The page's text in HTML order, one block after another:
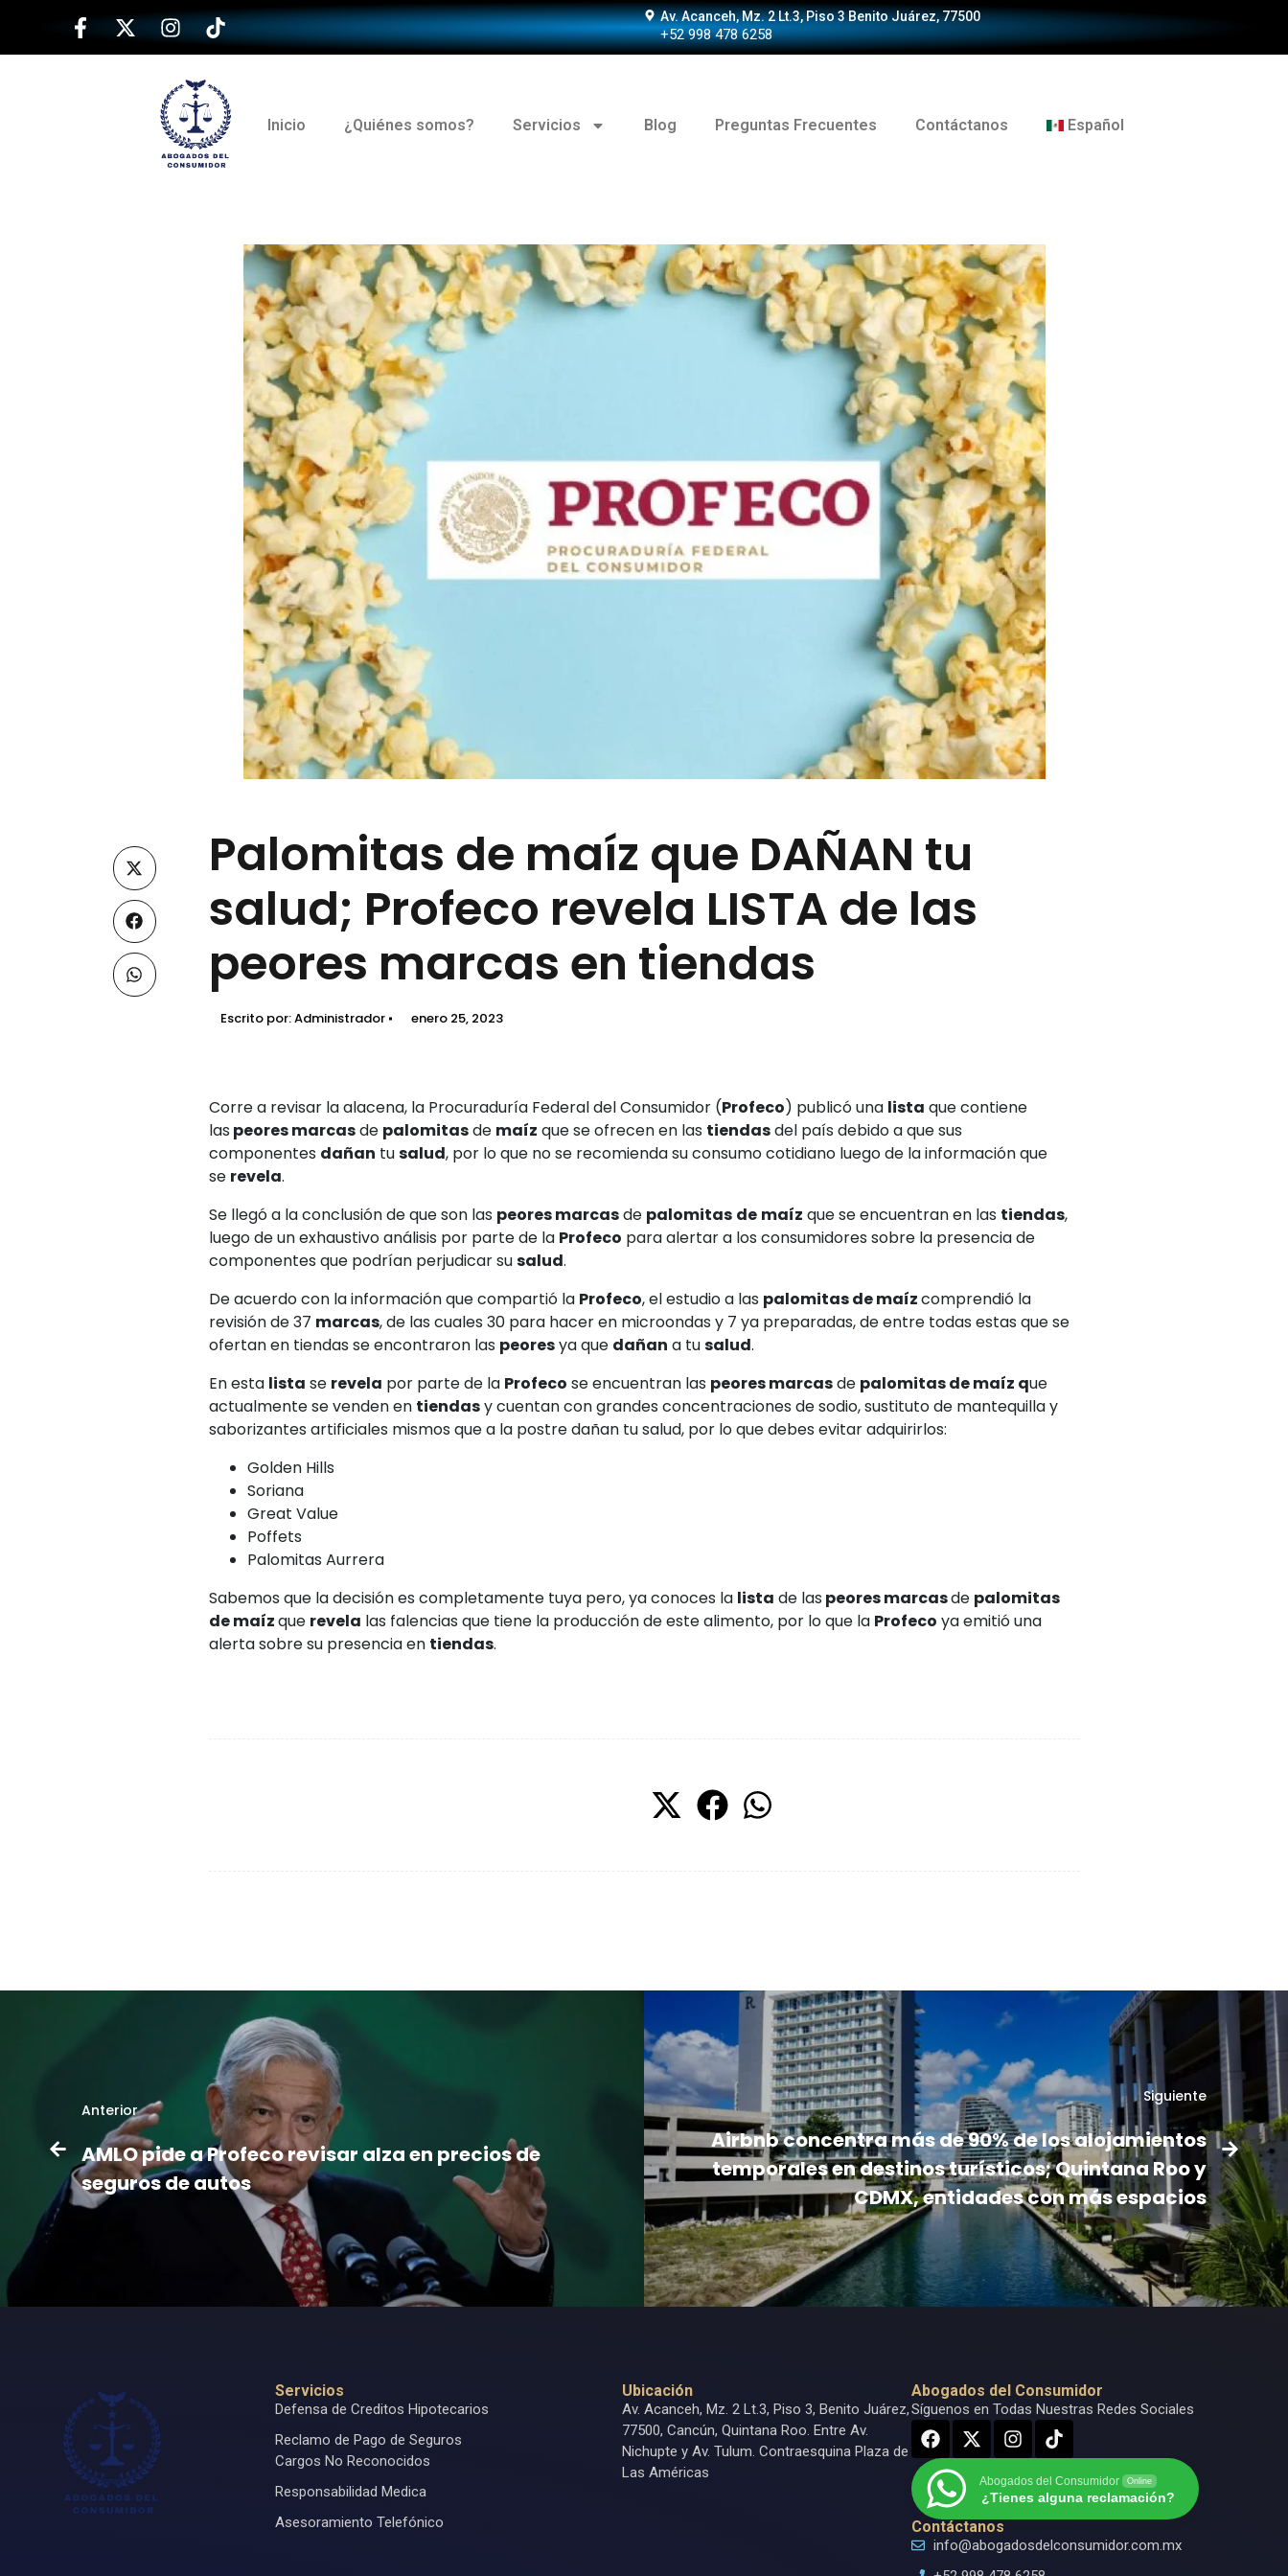
Av. Acanceh, Mz. 2 Lt.3, Piso 3 Benito Juárez, 77500
+52 998 478 6258
Inicio ¿Quiénes somos? Servicios Blog Preguntas Frecuentes Contáctanos Español
Palomitas de maíz que DAÑAN tu
salud; Profeco revela LISTA de las
peores marcas en tiendas
Escrito por:Administrador enero 25, 2023
Corre a revisar la alacena, la Procuraduría Federal del Consumidor (Profeco) publicó una lista que contiene
las peores marcasde palomitasde maíz que se ofrecen en las tiendasdel país debido a que sus
componentes dañan tusalud, por lo que no se recomienda su consumo cotidiano luego de la información que
se revela.
Se llegó a la conclusión de que son las peores marcasde palomitas de maíz que se encuentran en las tiendas,
luego de un exhaustivo análisis por parte de la Profeco para alertar a los consumidores sobre la presencia de
componentes que podrían perjudicar susalud.
De acuerdo con la información que compartió la Profeco, el estudio a las palomitas de maízcomprendió la
revisión de 37 marcas, de las cuales 30 para hacer en microondas y 7 ya preparadas, de entre todas estas que se
ofertan en tiendas se encontraron las peoresya que dañan a tusalud.
En esta lista se revela por parte de la Profeco se encuentran las peores marcasde palomitas de maíz que
actualmente se venden en tiendasy cuentan con grandes concentraciones de sodio, sustituto de mantequilla y
saborizantes artificiales mismos que a la postre dañan tu salud, por lo que debes evitar adquirirlos:
Golden Hills
Soriana
Great Value
Poffets
Palomitas Aurrera
Sabemos que la decisión es completamente tuya pero, ya conoces la lista de las peores marcasde palomitas
de maízque revela las falencias que tiene la producción de este alimento, por lo que la Profeco ya emitió una
alerta sobre su presencia en tiendas.
Anterior
AMLO pide a Profeco revisar alza en precios de
seguros de autos
Siguiente
Airbnb concentra más de 90% de los alojamientos
temporales en destinos turísticos; Quintana Roo y
CDMX, entidades con más espacios
Servicios
Defensa de Creditos Hipotecarios
Reclamo de Pago de Seguros
Cargos No Reconocidos
Responsabilidad Medica
Asesoramiento Telefónico
Ubicación
Av. Acanceh, Mz. 2 Lt.3, Piso 3, Benito Juárez,
77500, Cancún, Quintana Roo. Entre Av.
Nichupte y Av. Tulum. Contraesquina Plaza de
Las Américas
Abogados del Consumidor
Síguenos en Todas Nuestras Redes Sociales
Abogados del Consumidor Online
¿Tienes alguna reclamación?
Contáctanos
info@abogadosdelconsumidor.com.mx